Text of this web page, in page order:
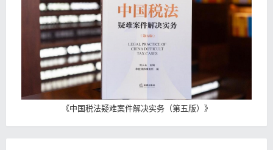
《中国税法疑难案件解决实务（第五版） 》